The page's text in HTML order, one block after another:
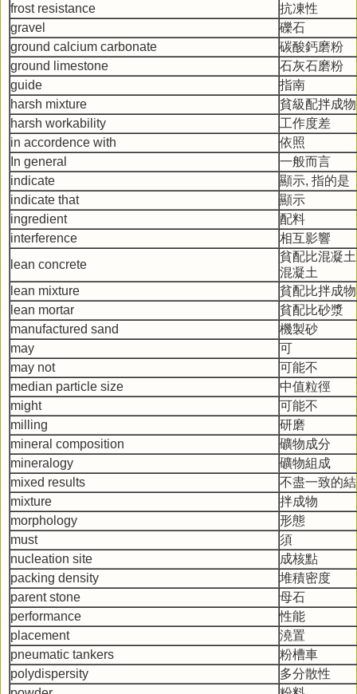
frost resistance
抗凍性
gravel
礫石
ground calcium carbonate
碳酸鈣磨粉
ground limestone
石灰石磨粉
guide
指南
harsh mixture
貧級配拌成物
harsh workability
工作度差
in accordence with
依照
In general
一般而言
indicate
顯示, 指的是
indicate that
顯示
ingredient
配料
interference
相互影響
lean concrete
貧配比混凝
混凝土
lean mixture
貧配比拌成物
lean mortar
貧配比砂漿
manufactured sand
機製砂
may
可
may not
可能不
median particle size
中值粒徑
might
可能不
milling
研磨
mineral composition
礦物成分
mineralogy
礦物組成
mixed results
不盡一致的
mixture
拌成物
morphology
形態
must
須
nucleation site
成核點
packing density
堆積密度
parent stone
母石
performance
性能
placement
澆置
pneumatic tankers
粉槽車
polydispersity
多分散性